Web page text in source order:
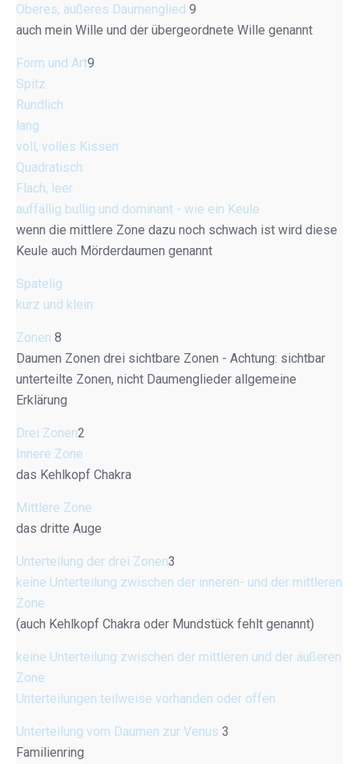
Oberes, äußeres Daumenglied 9
auch mein Wille und der übergeordnete Wille genannt
Form und Art9
Spitz
Rundlich
lang
voll, volles Kissen
Quadratisch
Flach, leer
auffällig bullig und dominant - wie ein Keule
wenn die mittlere Zone dazu noch schwach ist wird diese
Keule auch Mörderdaumen genannt
Spatelig
kurz und klein
Zonen 8
Daumen Zonen drei sichtbare Zonen - Achtung: sichtbar
unterteilte Zonen, nicht Daumenglieder allgemeine
Erklärung
Drei Zonen2
Innere Zone
das Kehlkopf Chakra
Mittlere Zone
das dritte Auge
Unterteilung der drei Zonen3
keine Unterteilung zwischen der inneren- und der mittleren
Zone
(auch Kehlkopf Chakra oder Mundstück fehlt genannt)
keine Unterteilung zwischen der mittleren und der äußeren
Zone
Unterteilungen teilweise vorhanden oder offen
Unterteilung vom Daumen zur Venus 3
Familienring